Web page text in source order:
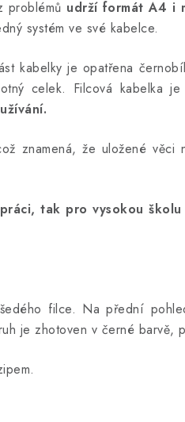
problémů udrží formát A4 i
systém ve své kabelce.
kabelky je opatřena
celek. Filcová kabelka
znamená, že uložené věci
tak pro vysokou
filce. Na přední
je zhotoven v černé barvě,